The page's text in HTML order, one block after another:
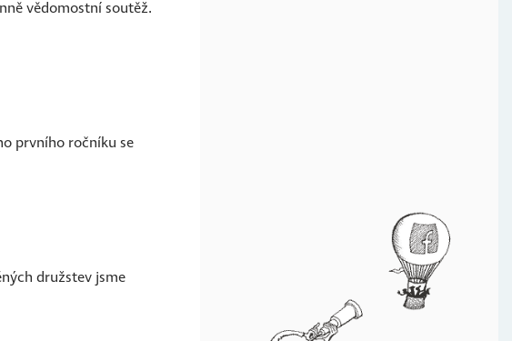
vědomostní soutěž.
prvního ročníku se
družstev jsme